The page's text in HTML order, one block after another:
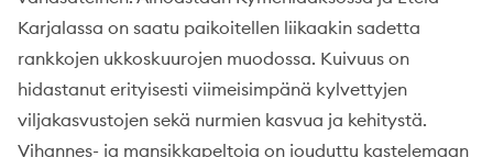
Karjalassa on saatu paikoitellen liikaakin sadetta
rankkojen ukkoskuurojen muodossa. Kuivuus on
hidastanut erityisesti viimeisimpänä kylvettyjen
viljakasvustojen sekä nurmien kasvua ja kehitystä.
Vihannes- ja mansikkapeltoja on jouduttu kastelemaan